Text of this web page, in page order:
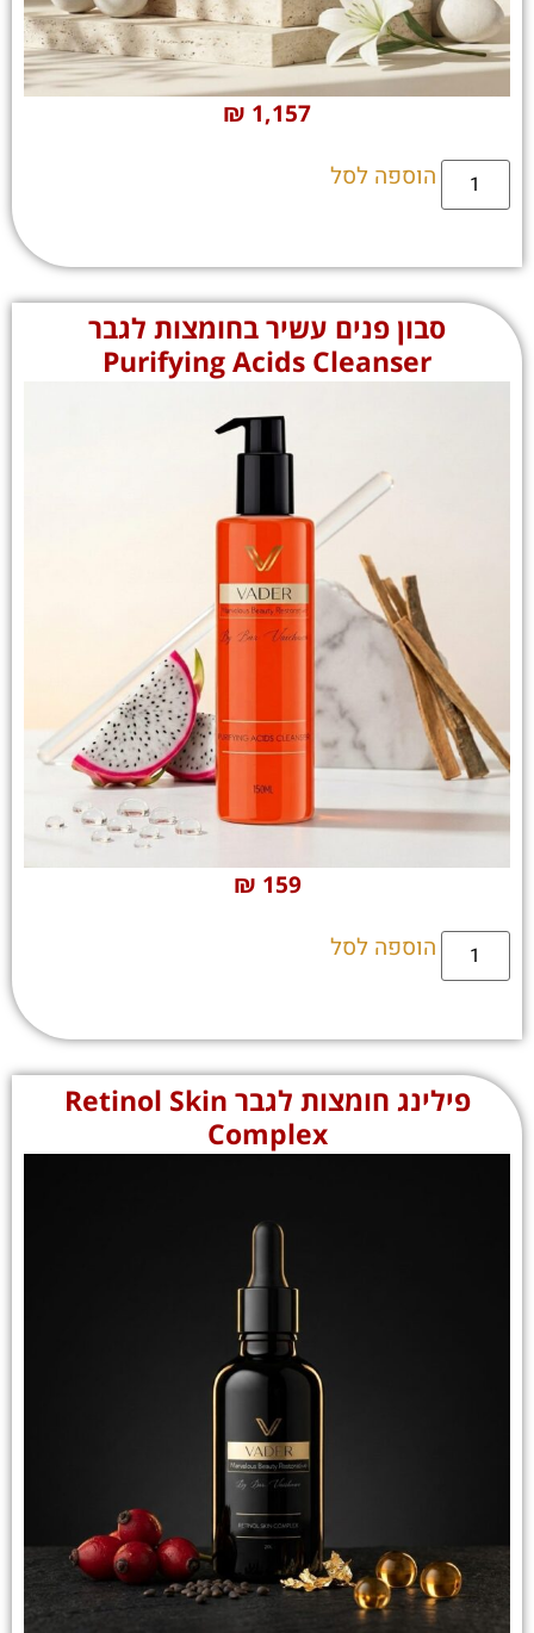
₪ 1,157
הוספה לסל
סבון פנים עשיר בחומצות לגבר
Purifying Acids Cleanser
₪ 159
הוספה לסל
פילינג חומצות לגבר Retinol Skin
Complex